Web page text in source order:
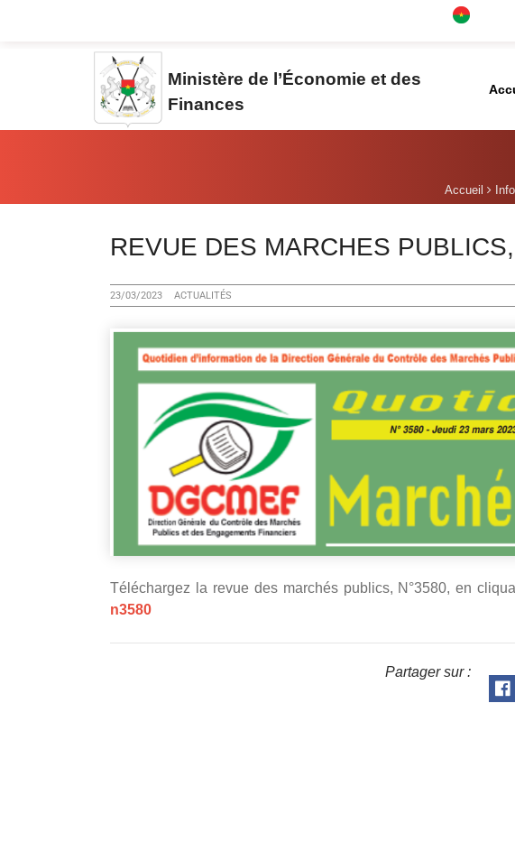
Ministère de l’Économie et des
Finances
Accueil
REVUE DES MARCHES
23/03/2023 ACTUALITÉS
Téléchargez la revue des marchés publics, N°3580, en
n3580
Partager sur :